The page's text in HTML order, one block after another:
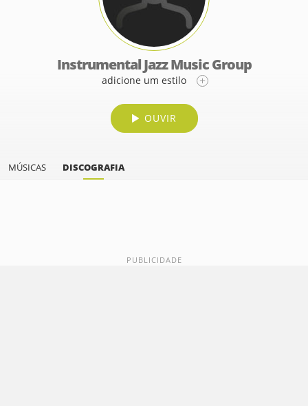
Instrumental Jazz Music Group
adicione um estilo
OUVIR
MÚSICAS DISCOGRAFIA